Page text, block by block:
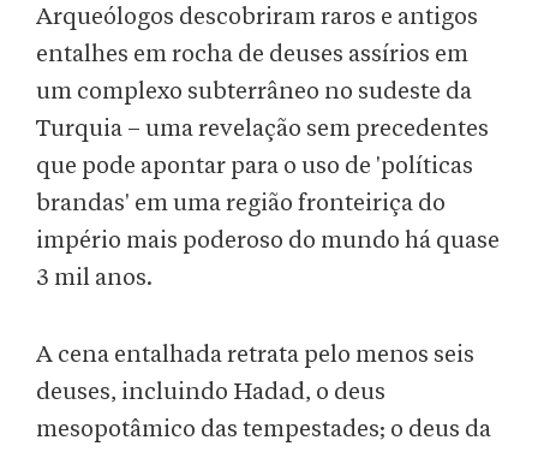
Arqueólogos descobriram raros e antigos
entalhes em rocha de deuses assírios em
um complexo subterrâneo no sudeste da
Turquia – uma revelação sem precedentes
que pode apontar para o uso de 'políticas
brandas' em uma região fronteiriça do
império mais poderoso do mundo há quase
3 mil anos.
A cena entalhada retrata pelo menos seis
deuses, incluindo Hadad, o deus
mesopotâmico das tempestades; o deus da